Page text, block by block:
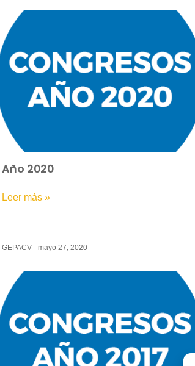
Año 2020
Leer más »
GEPACV mayo 27, 2020